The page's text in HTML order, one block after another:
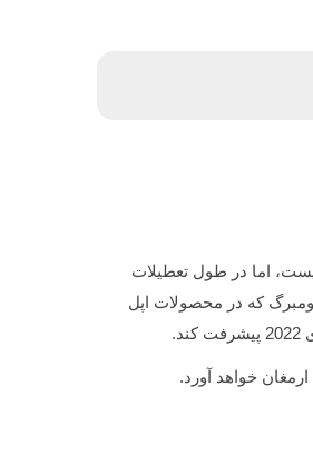
آیفون 14 ارائه کرده است، جدید نیست، اما در طول تعطیلات
که در محصولات اپل